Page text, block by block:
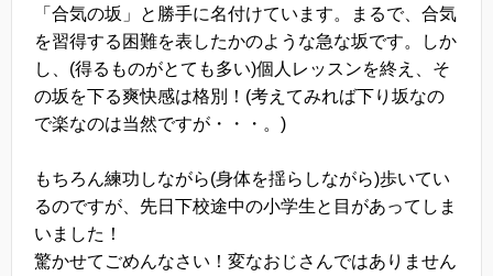
「合気の坂」と勝手に名付けています。まるで、合気
を習得する困難を表したかのような急な坂です。しか
し、(得るものがとても多い)個人レッスンを終え、そ
の坂を下る爽快感は格別！(考えてみれば下り坂なの
で楽なのは当然ですが・・・。)
もちろん練功しながら(身体を揺らしながら)歩いてい
るのですが、先日下校途中の小学生と目があってしま
いました！
驚かせてごめんなさい！変なおじさんではありません